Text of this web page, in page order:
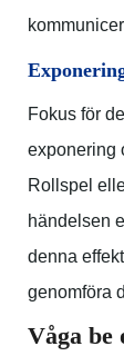
Fokus för
exponering
Rollspel
händelsen
denna
genomföra
Våga be